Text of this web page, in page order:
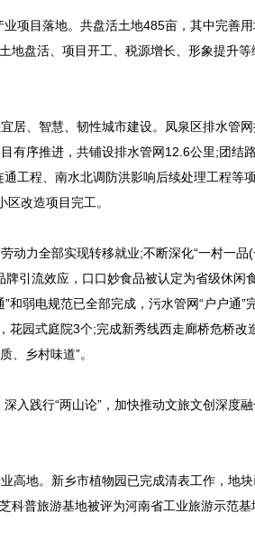
目落地。共盘活土地485亩，其中完善
盘活、项目开工、税源增长、形象提升
、智慧、韧性城市建设。凤泉区排水管
有序推进，共铺设排水管网12.6公里;团结
工程、南水北调防洪影响后续处理工程等
改造项目完工。
力全部实现转移就业;不断深化“一村一品(
引流效应，口口妙食品被认定为省级休闲
和弱电规范已全部完成，污水管网“户户通”
园式庭院3个;完成新秀线西走廊桥危桥改
、乡村味道”。
践行“两山论”，加快推动文旅文创深度
地。新乡市植物园已完成清表工作，地
科普旅游基地被评为河南省工业旅游示范